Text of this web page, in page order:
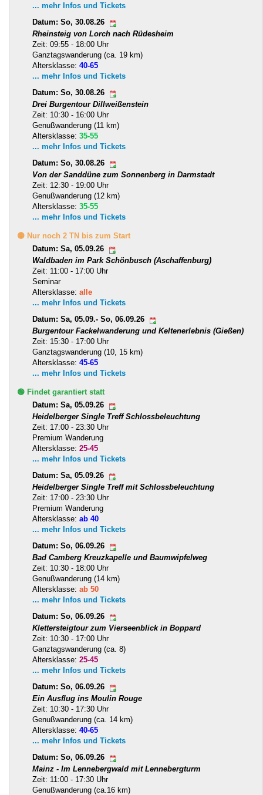
... mehr Infos und Tickets
Datum: So, 30.08.26
Rheinsteig von Lorch nach Rüdesheim
Zeit: 09:55 - 18:00 Uhr
Ganztagswanderung (ca. 19 km)
Altersklasse: 40-65
... mehr Infos und Tickets
Datum: So, 30.08.26
Drei Burgentour Dillweißenstein
Zeit: 10:30 - 16:00 Uhr
Genußwanderung (11 km)
Altersklasse: 35-55
... mehr Infos und Tickets
Datum: So, 30.08.26
Von der Sanddüne zum Sonnenberg in Darmstadt
Zeit: 12:30 - 19:00 Uhr
Genußwanderung (12 km)
Altersklasse: 35-55
... mehr Infos und Tickets
🟡 Nur noch 2 TN bis zum Start
Datum: Sa, 05.09.26
Waldbaden im Park Schönbusch (Aschaffenburg)
Zeit: 11:00 - 17:00 Uhr
Seminar
Altersklasse: alle
... mehr Infos und Tickets
Datum: Sa, 05.09.- So, 06.09.26
Burgentour Fackelwanderung und Keltenerlebnis (Gießen)
Zeit: 15:30 - 17:00 Uhr
Ganztagswanderung (10, 15 km)
Altersklasse: 45-65
... mehr Infos und Tickets
🟢 Findet garantiert statt
Datum: Sa, 05.09.26
Heidelberger Single Treff Schlossbeleuchtung
Zeit: 17:00 - 23:30 Uhr
Premium Wanderung
Altersklasse: 25-45
... mehr Infos und Tickets
Datum: Sa, 05.09.26
Heidelberger Single Treff mit Schlossbeleuchtung
Zeit: 17:00 - 23:30 Uhr
Premium Wanderung
Altersklasse: ab 40
... mehr Infos und Tickets
Datum: So, 06.09.26
Bad Camberg Kreuzkapelle und Baumwipfelweg
Zeit: 10:30 - 18:00 Uhr
Genußwanderung (14 km)
Altersklasse: ab 50
... mehr Infos und Tickets
Datum: So, 06.09.26
Klettersteigtour zum Vierseenblick in Boppard
Zeit: 10:30 - 17:00 Uhr
Ganztagswanderung (ca. 8)
Altersklasse: 25-45
... mehr Infos und Tickets
Datum: So, 06.09.26
Ein Ausflug ins Moulin Rouge
Zeit: 10:30 - 17:30 Uhr
Genußwanderung (ca. 14 km)
Altersklasse: 40-65
... mehr Infos und Tickets
Datum: So, 06.09.26
Mainz - Im Lennebergwald mit Lennebergturm
Zeit: 11:00 - 17:30 Uhr
Genußwanderung (ca.16 km)